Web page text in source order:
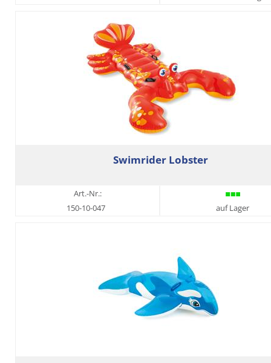
Swimrider Lobster
Art.-Nr.:
150-10-047
auf Lager